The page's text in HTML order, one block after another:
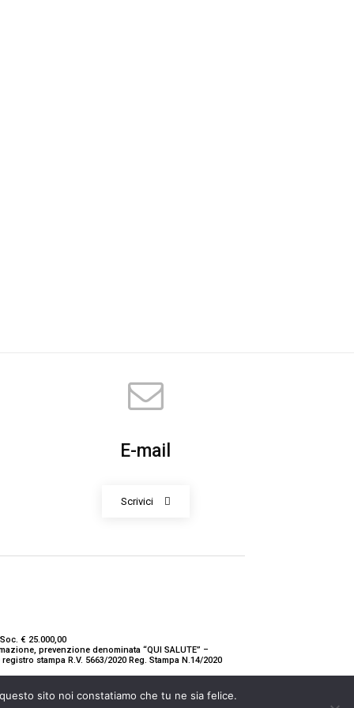
E-mail
Scrivici
€ 25.000,00
prevenzione denominata “QUI SALUTE” –
stampa R.V. 5663/2020 Reg. Stampa N.14/2020
sito noi constatiamo che tu ne sia felice.